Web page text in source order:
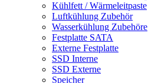
Kühlfett / Wärmeleitpaste
Luftkühlung Zubehör
Wasserkühlung Zubehöre
Festplatte SATA
Externe Festplatte
SSD Interne
SSD Externe
Speicher